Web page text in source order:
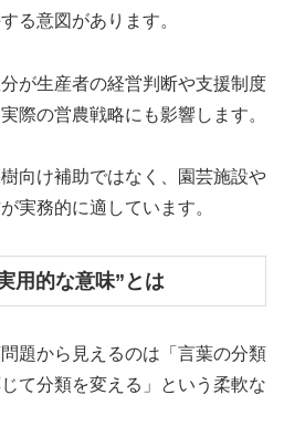
る意図があります。
が生産者の経営判断や支援制度
際の営農戦略にも影響します。
向け補助ではなく、園芸施設や
実務的に適しています。
用的な意味”とは
題から見えるのは「言葉の分類
て分類を変える」という柔軟な